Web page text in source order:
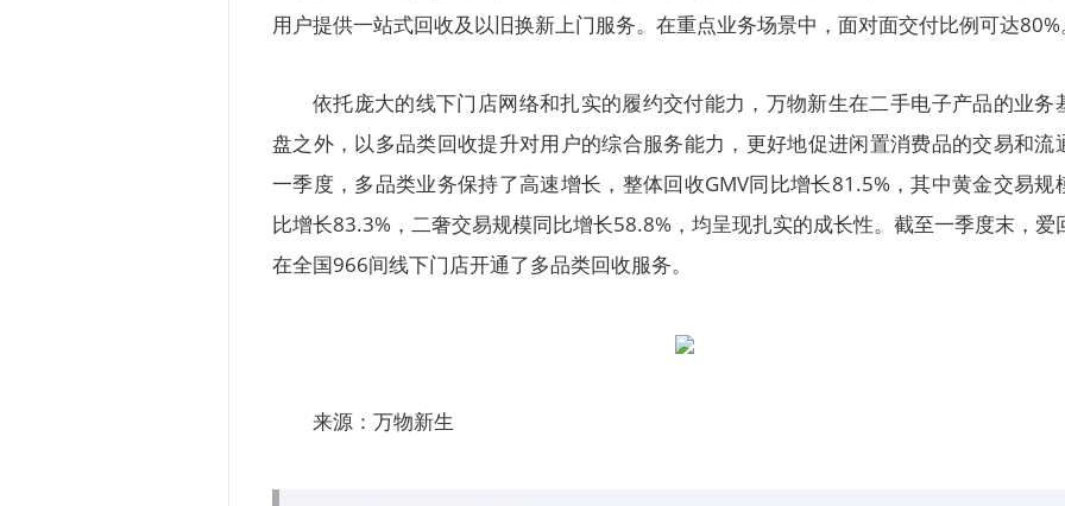
用户提供一站式回收及以旧换新上门服务。在重点业务场景中，面对面交付比例可达80%
依托庞大的线下门店网络和扎实的履约交付能力，万物新生在二手电子产品的业务
盘之外，以多品类回收提升对用户的综合服务能力，更好地促进闲置消费品的交易和流
一季度，多品类业务保持了高速增长，整体回收GMV同比增长81.5%，其中黄金交易规
比增长83.3%，二奢交易规模同比增长58.8%，均呈现扎实的成长性。截至一季度末，爱
在全国966间线下门店开通了多品类回收服务。
来源：万物新生